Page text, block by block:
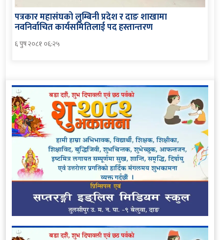
पत्रकार महासंघको लुम्बिनी प्रदेश र दाङ शाखामा
नवनिर्वाचित कार्यसमितिलाई पद हस्तान्तरण
६ पुष २०८१ ०६:२५